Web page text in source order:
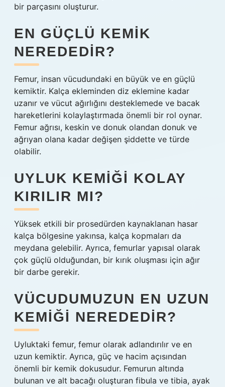
bir parçasını oluşturur.
EN GÜÇLÜ KEMIK
NEREDEDIR?
Femur, insan vücudundaki en büyük ve en güçlü
kemiktir. Kalça ekleminden diz eklemine kadar
uzanır ve vücut ağırlığını desteklemede ve bacak
hareketlerini kolaylaştırmada önemli bir rol oynar.
Femur ağrısı, keskin ve donuk olandan donuk ve
ağrıyan olana kadar değişen şiddette ve türde
olabilir.
UYLUK KEMIĞI KOLAY
KIRILIR MI?
Yüksek etkili bir prosedürden kaynaklanan hasar
kalça bölgesine yakınsa, kalça kopmaları da
meydana gelebilir. Ayrıca, femurlar yapısal olarak
çok güçlü olduğundan, bir kırık oluşması için ağır
bir darbe gerekir.
VÜCUDUMUZUN EN UZUN
KEMIĞI NEREDEDIR?
Uyluktaki femur, femur olarak adlandırılır ve en
uzun kemiktir. Ayrıca, güç ve hacim açısından
önemli bir kemik dokusudur. Femurun altında
bulunan ve alt bacağı oluşturan fibula ve tibia, ayak